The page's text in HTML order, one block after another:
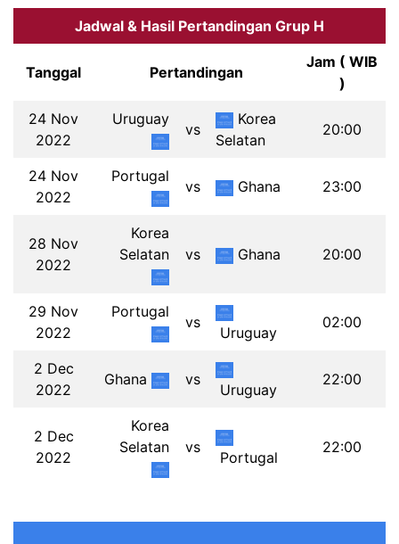
Jadwal & Hasil Pertandingan Grup H
Tanggal Pertandingan
Jam ( WIB
)
24 Nov
2022
Uruguay
vs
Korea
Selatan
20:00
24 Nov
2022
Portugal
vs Ghana 23:00
28 Nov
2022
Korea
Selatan
vs Ghana 20:00
29 Nov
2022
Portugal
vs
Uruguay
02:00
2 Dec
2022
Ghana vs
Uruguay
22:00
2 Dec
2022
Korea
Selatan
vs
Portugal
22:00